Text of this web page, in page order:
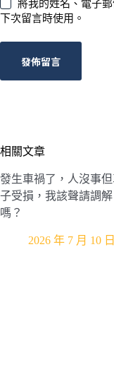
將我的姓名、電子
下次留言時使用。
發佈留言
相關文章
發生車禍了，人沒事
子受損，我該聲請調解
嗎？
2026 年 7 月 10 日